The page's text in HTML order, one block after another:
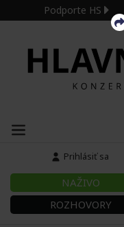
Podporte HS
Prihlásiť sa
NAŽIVO
ROZHOVORY